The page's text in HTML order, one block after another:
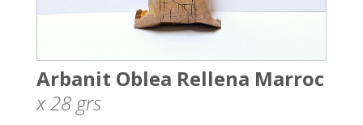
Arbanit Oblea Rellena Marroc
x 28 grs